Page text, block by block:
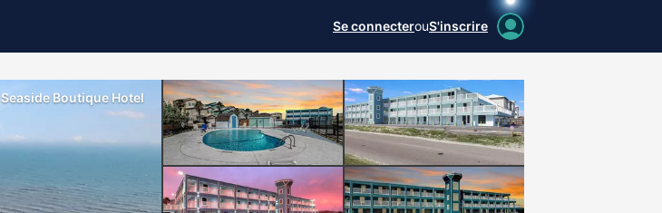
Se connecterouS'inscrire
Seaside Boutique Hotel